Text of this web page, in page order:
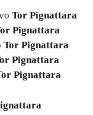
Tor Pignattara
Pignattara
Tor Pignattara
Pignattara
Pignattara